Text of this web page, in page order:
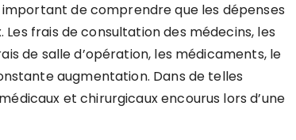
de comprendre que les dépenses
frais de consultation des médecins, les
de salle d’opération, les médicaments, le
augmentation. Dans de telles
et chirurgicaux encourus lors d’une